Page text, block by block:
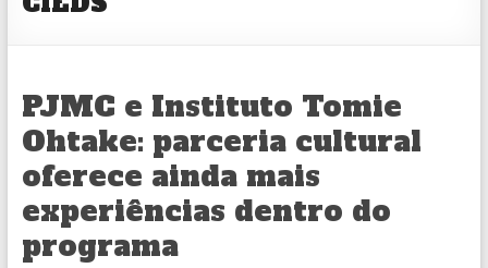
PJMC e Instituto Tomie
Ohtake: parceria cultural
oferece ainda mais
experiências dentro do
programa